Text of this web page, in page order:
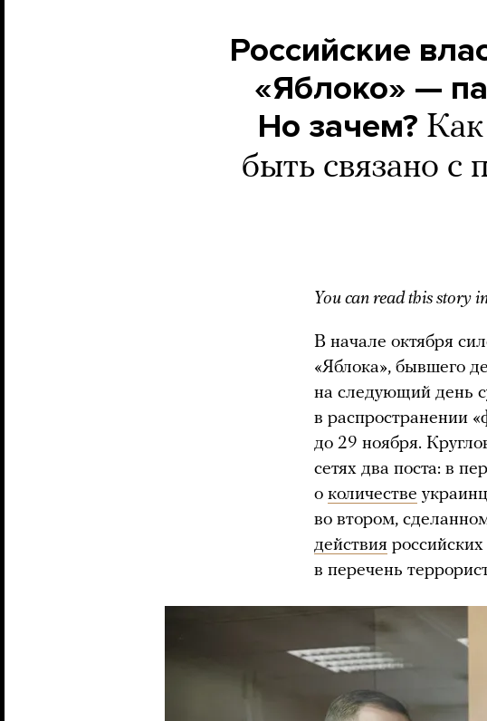
Российские
«Яблоко» —
Но зачем?
быть связано с
You can read this story
В начале октября
«Яблока», бывшего
на следующий день
в распространении
до 29 ноября.
сетях два поста: в
о количестве
во втором,
действия
в перечень